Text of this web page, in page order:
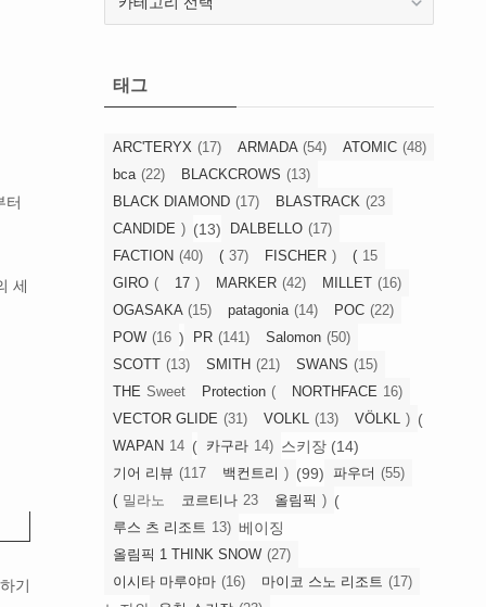
터
세
기
태그
ARC'TERYX (17) ARMADA (54) ATOMIC (48)
bca (22) BLACKCROWS (13)
BLACK DIAMOND (17) BLASTRACK (23
CANDIDE ) (13) DALBELLO (17)
FACTION (40) ( 37) FISCHER ) ( 15
GIRO ( 17 ) MARKER (42) MILLET (16)
OGASAKA (15) patagonia (14) POC (22)
POW (16 ) PR (141) Salomon (50)
SCOTT (13) SMITH (21) SWANS (15)
THE Sweet Protection ( NORTHFACE 16)
VECTOR GLIDE (31) VOLKL (13) VÖLKL ) (
WAPAN 14 ( 카구라 14) 스키장 (14)
기어 리뷰 (117 백컨트리 ) (99) 파우더 (55)
( 밀라노 코르티나 23 올림픽 ) (
루스 츠 리조트 13) 베이징
올림픽 1 THINK SNOW (27)
이시타 마루야마 (16) 마이코 스노 리조트 (17)